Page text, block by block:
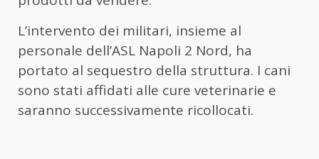
L’intervento dei militari, insieme al
personale dell’ASL Napoli 2 Nord, ha
portato al sequestro della struttura. I cani
sono stati affidati alle cure veterinarie e
saranno successivamente ricollocati.